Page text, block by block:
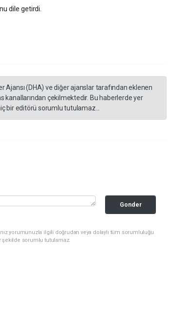
dile getirdi.
Ajansı (DHA) ve diğer ajanslar tarafından eklenen
çekilmektedir. Bu haberlerde yer
bir editörü sorumlu tutulamaz...
Gonder
yorumunuzla ilgili doğrudan veya dolaylı tüm sorumluluğu
şekilde sorumlu tutulamaz.